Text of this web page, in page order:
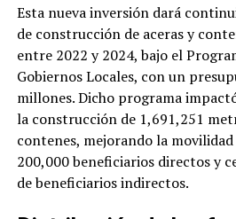
Esta nueva inversión dará
de construcción de aceras y
entre 2022 y 2024, bajo el
Gobiernos Locales, con un
millones. Dicho programa
la construcción de 1,691,251
contenes, mejorando la
200,000 beneficiarios directos y
de beneficiarios indirectos.